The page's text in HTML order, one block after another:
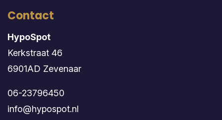
Contact
HypoSpot
Kerkstraat 46
6901AD Zevenaar
06-23796450
info@hypospot.nl